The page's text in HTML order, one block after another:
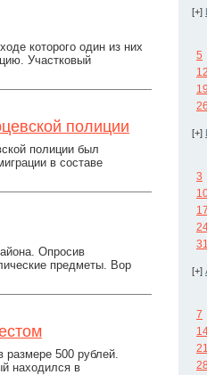
которого один из них
Участковый
полиции
полиции был
в составе
Опросив
предметы. Вор
размере 500 рублей.
находился в
[+]
5
12
19
26
[+]
3
17
31
[+]
7
21
28